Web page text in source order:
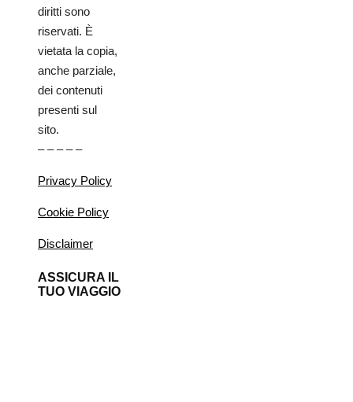
diritti sono
riservati. È
vietata la copia,
anche parziale,
dei contenuti
presenti sul
sito.
– – – – –
Privacy Policy
Cookie Policy
Disclaimer
ASSICURA IL
TUO VIAGGIO